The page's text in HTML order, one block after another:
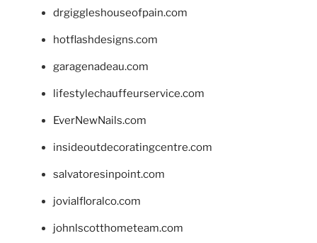
drgiggleshouseofpain.com
hotflashdesigns.com
garagenadeau.com
lifestylechauffeurservice.com
EverNewNails.com
insideoutdecoratingcentre.com
salvatoresinpoint.com
jovialfloralco.com
johnlscotthometeam.com